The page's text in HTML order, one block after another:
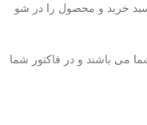
خرید و محصول را در شو
می باشند و در فاکتور شما